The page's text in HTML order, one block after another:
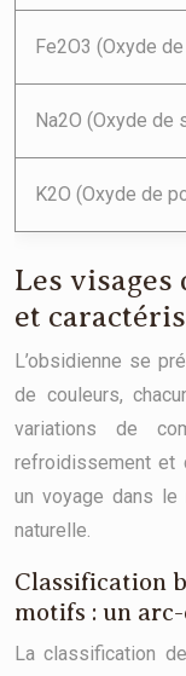
Fe2O3 (Oxyde
Na2O (Oxyde de
K2O (Oxyde de
Les visages
et
L’obsidienne se
de couleurs,
variations de
refroidissement et
un voyage dans
naturelle.
Classification
motifs : un
La classification